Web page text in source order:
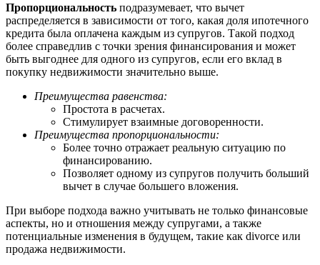
Пропорциональность подразумевает, что вычет
распределяется в зависимости от того, какая доля ипотечного
кредита была оплачена каждым из супругов. Такой подход
более справедлив с точки зрения финансирования и может
быть выгоднее для одного из супругов, если его вклад в
покупку недвижимости значительно выше.
Преимущества равенства:
Простота в расчетах.
Стимулирует взаимные договоренности.
Преимущества пропорциональности:
Более точно отражает реальную ситуацию по
финансированию.
Позволяет одному из супругов получить больший
вычет в случае большего вложения.
При выборе подхода важно учитывать не только финансовые
аспекты, но и отношения между супругами, а также
потенциальные изменения в будущем, такие как divorce или
продажа недвижимости.